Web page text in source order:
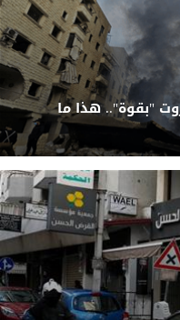
"بقوة".. هذا ما